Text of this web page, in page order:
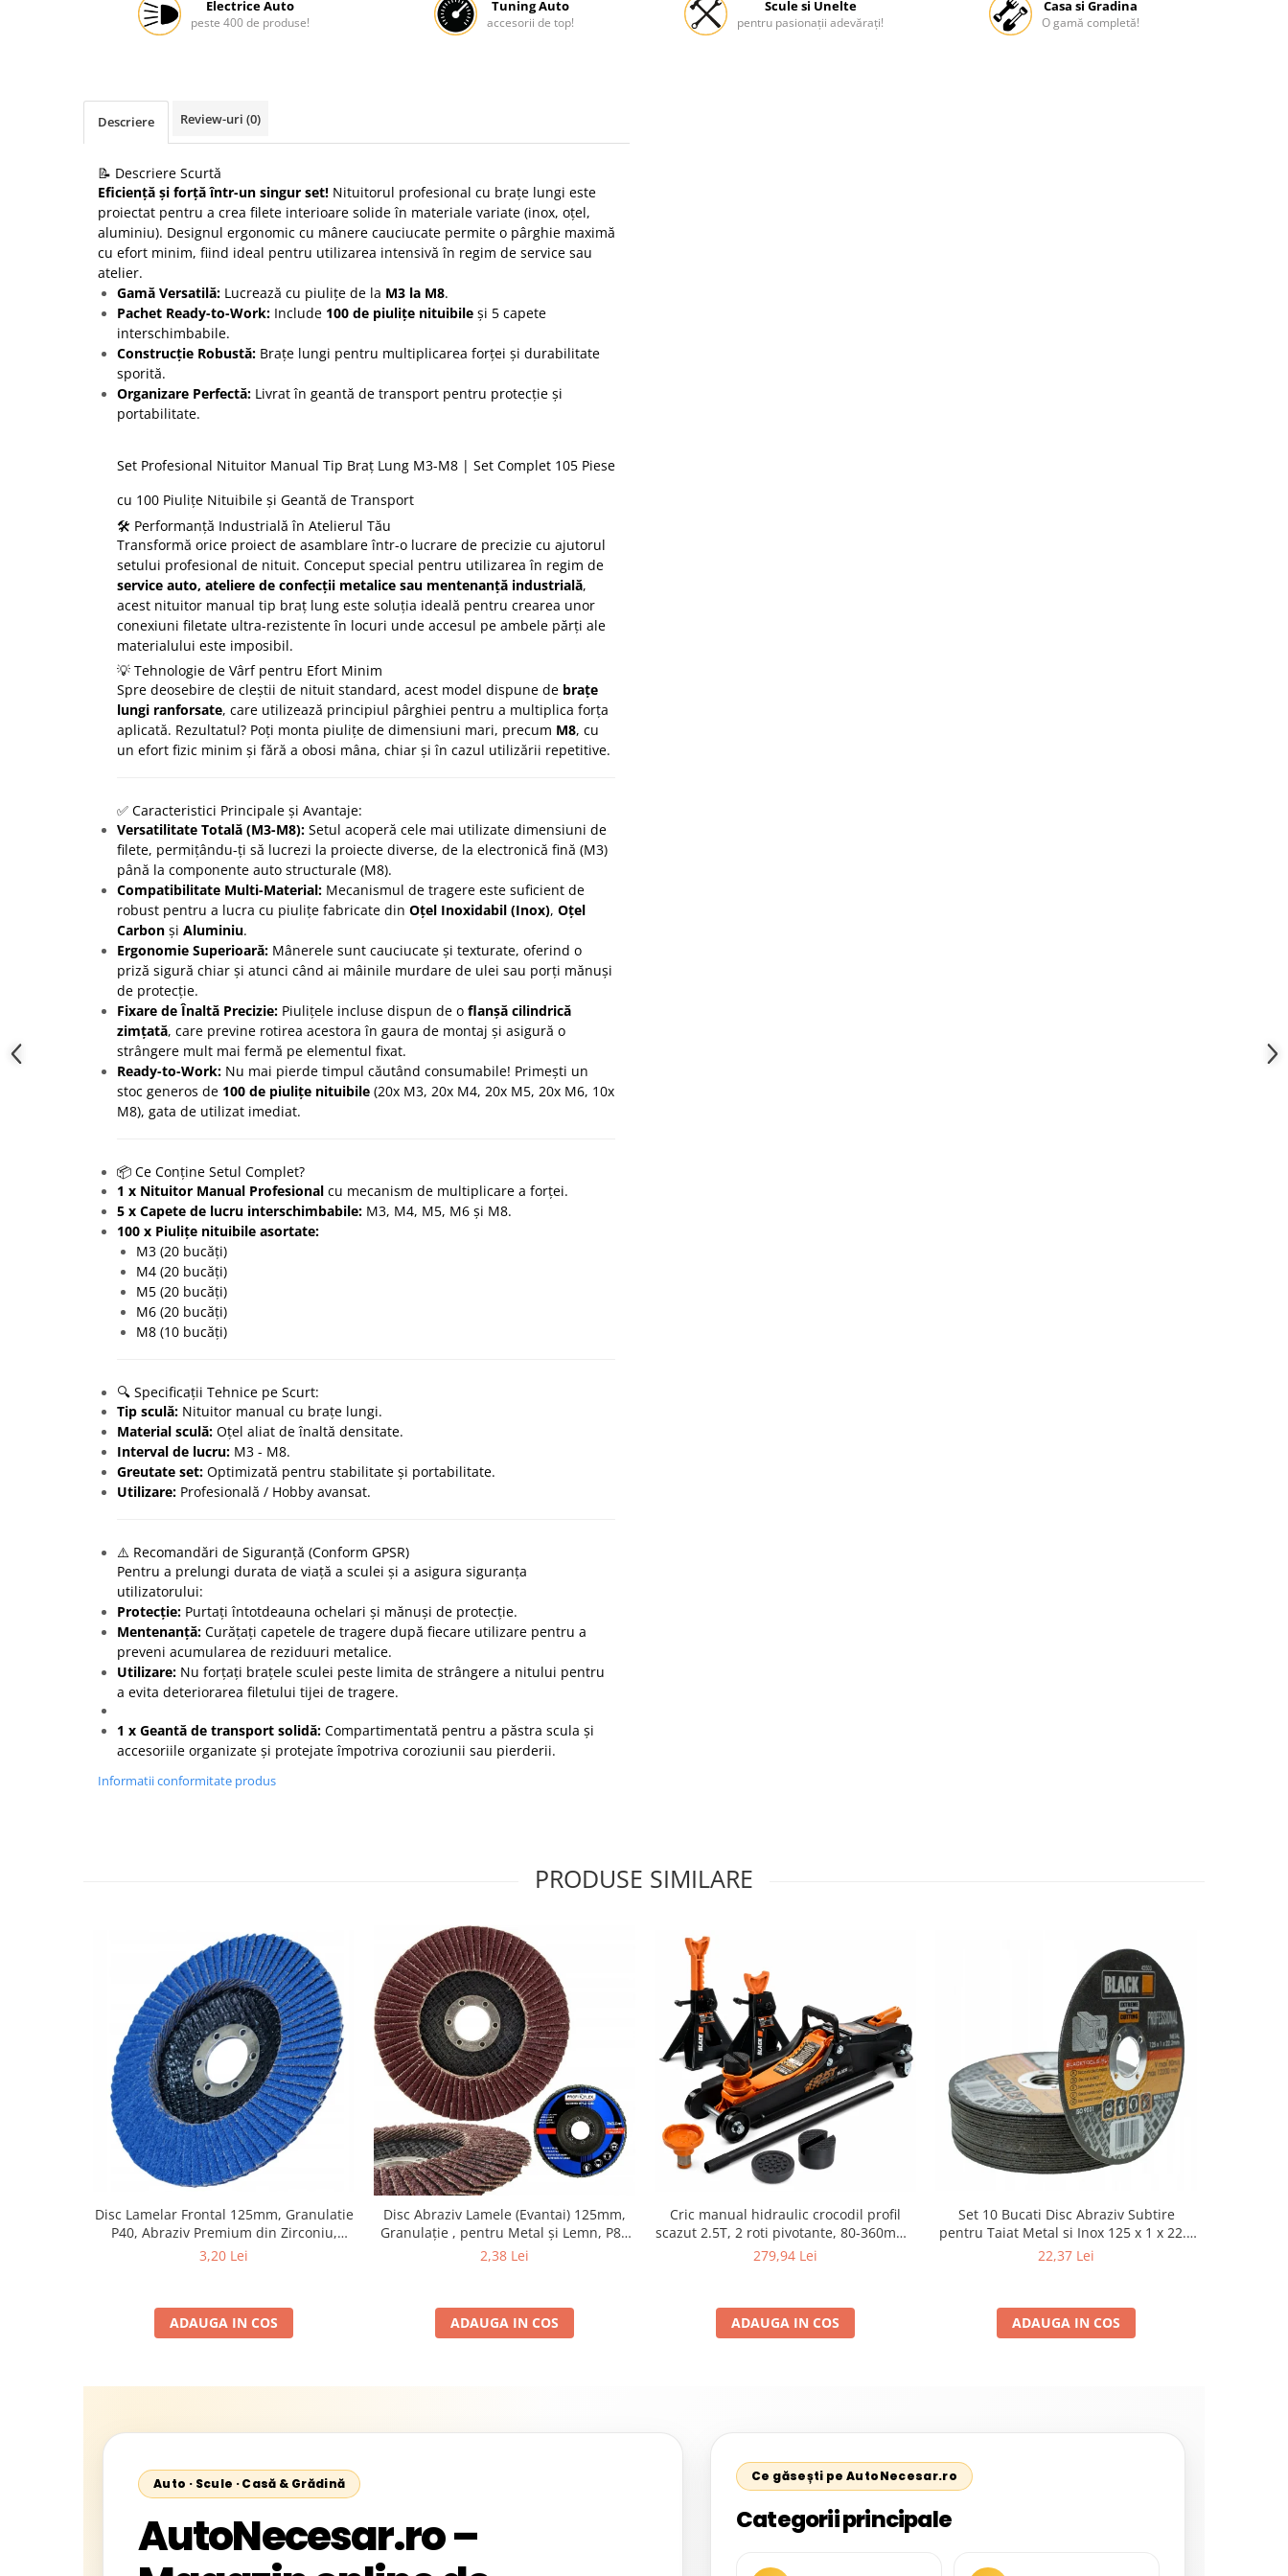
Suport motocicleta
Tunuri de caldura si aeroteme
Utilaje constructie
Electrice Auto
peste 400 de produse!
Tuning Auto
accesorii de top!
Scule si Unelte
pentru pasionații adevărați!
Casa si Gradina
O gamă completă!
Descriere Review-uri (0)
📝 Descriere Scurtă
Eficiență și forță într-un singur set! Nituitorul profesional cu brațe lungi este
proiectat pentru a crea filete interioare solide în materiale variate (inox, oțel,
aluminiu). Designul ergonomic cu mânere cauciucate permite o pârghie maximă
cu efort minim, fiind ideal pentru utilizarea intensivă în regim de service sau
atelier.
Gamă Versatilă: Lucrează cu piulițe de la M3 la M8.
Pachet Ready-to-Work: Include 100 de piulițe nituibile și 5 capete
interschimbabile.
Construcție Robustă: Brațe lungi pentru multiplicarea forței și durabilitate
sporită.
Organizare Perfectă: Livrat în geantă de transport pentru protecție și
portabilitate.
Set Profesional Nituitor Manual Tip Braț Lung M3-M8 | Set Complet 105 Piese
cu 100 Piulițe Nituibile și Geantă de Transport
🛠️ Performanță Industrială în Atelierul Tău
Transformă orice proiect de asamblare într-o lucrare de precizie cu ajutorul
setului profesional de nituit. Conceput special pentru utilizarea în regim de
service auto, ateliere de confecții metalice sau mentenanță industrială,
acest nituitor manual tip braț lung este soluția ideală pentru crearea unor
conexiuni filetate ultra-rezistente în locuri unde accesul pe ambele părți ale
materialului este imposibil.
💡 Tehnologie de Vârf pentru Efort Minim
Spre deosebire de cleștii de nituit standard, acest model dispune de brațe
lungi ranforsate, care utilizează principiul pârghiei pentru a multiplica forța
aplicată. Rezultatul? Poți monta piulițe de dimensiuni mari, precum M8, cu
un efort fizic minim și fără a obosi mâna, chiar și în cazul utilizării repetitive.
✅ Caracteristici Principale și Avantaje:
Versatilitate Totală (M3-M8): Setul acoperă cele mai utilizate dimensiuni de
filete, permițându-ți să lucrezi la proiecte diverse, de la electronică fină (M3)
până la componente auto structurale (M8).
Compatibilitate Multi-Material: Mecanismul de tragere este suficient de
robust pentru a lucra cu piulițe fabricate din Oțel Inoxidabil (Inox), Oțel
Carbon și Aluminiu.
Ergonomie Superioară: Mânerele sunt cauciucate și texturate, oferind o
priză sigură chiar și atunci când ai mâinile murdare de ulei sau porți mănuși
de protecție.
Fixare de Înaltă Precizie: Piulițele incluse dispun de o flanșă cilindrică
zimțată, care previne rotirea acestora în gaura de montaj și asigură o
strângere mult mai fermă pe elementul fixat.
Ready-to-Work: Nu mai pierde timpul căutând consumabile! Primești un
stoc generos de 100 de piulițe nituibile (20x M3, 20x M4, 20x M5, 20x M6, 10x
M8), gata de utilizat imediat.
📦 Ce Conține Setul Complet?
1 x Nituitor Manual Profesional cu mecanism de multiplicare a forței.
5 x Capete de lucru interschimbabile: M3, M4, M5, M6 și M8.
100 x Piulițe nituibile asortate:
M3 (20 bucăți)
M4 (20 bucăți)
M5 (20 bucăți)
M6 (20 bucăți)
M8 (10 bucăți)
🔍 Specificații Tehnice pe Scurt:
Tip sculă: Nituitor manual cu brațe lungi.
Material sculă: Oțel aliat de înaltă densitate.
Interval de lucru: M3 - M8.
Greutate set: Optimizată pentru stabilitate și portabilitate.
Utilizare: Profesională / Hobby avansat.
⚠️ Recomandări de Siguranță (Conform GPSR)
Pentru a prelungi durata de viață a sculei și a asigura siguranța
utilizatorului:
Protecție: Purtați întotdeauna ochelari și mănuși de protecție.
Mentenanță: Curățați capetele de tragere după fiecare utilizare pentru a
preveni acumularea de reziduuri metalice.
Utilizare: Nu forțați brațele sculei peste limita de strângere a nitului pentru
a evita deteriorarea filetului tijei de tragere.
1 x Geantă de transport solidă: Compartimentată pentru a păstra scula și
accesoriile organizate și protejate împotriva coroziunii sau pierderii.
Informatii conformitate produs
PRODUSE SIMILARE
Disc Lamelar Frontal 125mm, Granulatie
P40, Abraziv Premium din Zirconiu,
Prindere 22.23mm, Viteza Maxima 13300
3,20 Lei
ADAUGA IN COS
Disc Abraziv Lamele (Evantai) 125mm,
Granulație , pentru Metal și Lemn, P80
125x22.2mm
2,38 Lei
ADAUGA IN COS
Cric manual hidraulic crocodil profil
scazut 2.5T, 2 roti pivotante, 80-360mm+
set 2 capre auto pentru sprijin 3T cu pin
279,94 Lei
ADAUGA IN COS
Set 10 Bucati Disc Abraziv Subtire
pentru Taiat Metal si Inox 125 x 1 x 22.2
mm, Profil Plat Heavy-Duty (Model
22,37 Lei
ADAUGA IN COS
Auto · Scule · Casă & Grădină
AutoNecesar.ro –
Ce găsești pe AutoNecesar.ro
Categorii principale